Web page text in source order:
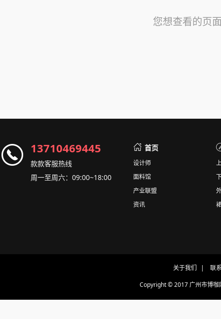
您想查看的页
13710469445
款款客服热线
周一至周六：09:00~18:00
首页
设计师
面料馆
产业联盟
资讯
关于我们 | 联
Copyright © 2017 广州市博